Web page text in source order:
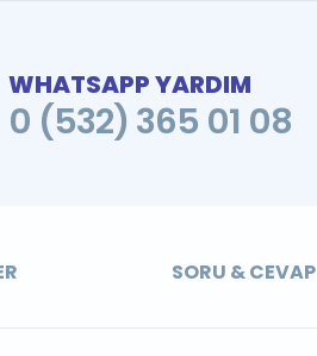
WHATSAPP YARDIM
0 (532) 365 01 08
SORU & CEVAP